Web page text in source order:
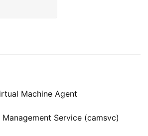
Machine Agent
Service (camsvc)